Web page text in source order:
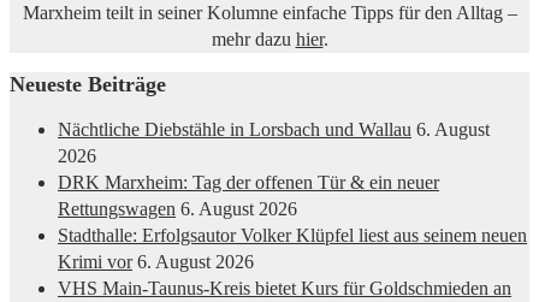
Marxheim teilt in seiner Kolumne einfache Tipps für den Alltag –
mehr dazu hier.
Neueste Beiträge
Nächtliche Diebstähle in Lorsbach und Wallau 6. August
2026
DRK Marxheim: Tag der offenen Tür & ein neuer
Rettungswagen 6. August 2026
Stadthalle: Erfolgsautor Volker Klüpfel liest aus seinem neuen
Krimi vor 6. August 2026
VHS Main-Taunus-Kreis bietet Kurs für Goldschmieden an